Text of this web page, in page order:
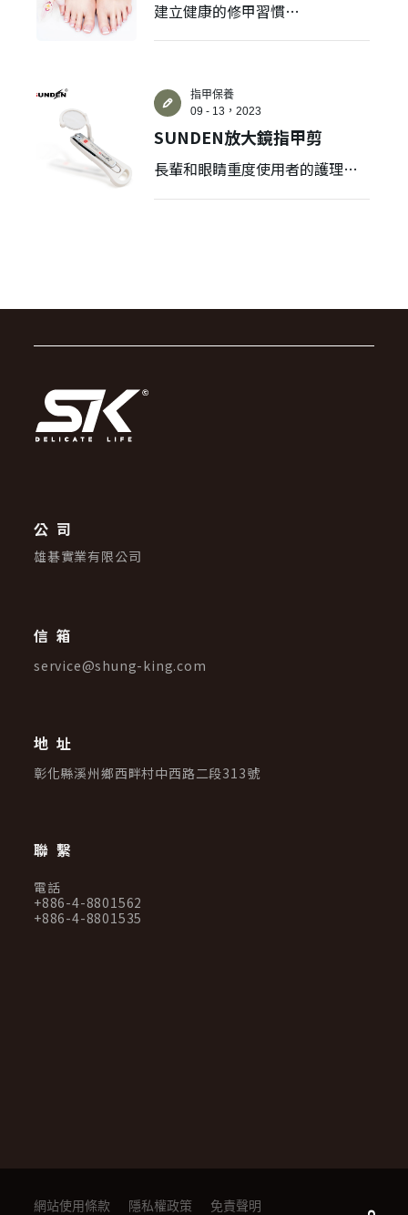
登 入
忘記密碼？
建立專屬帳號
只要再完成幾個步驟，即可完成帳號的註冊程序，
建立健康的修甲習慣
1.養成健康規律的修甲習慣
指甲保養
09 - 13，2023
SUNDEN放大鏡指甲剪
長輩和眼睛重度使用者的護理神
器
公司
雄碁實業有限公司
信箱
service@shung-king.com
地址
彰化縣溪州鄉西畔村中西路二段313號
聯繫
電話
+886-4-8801562
+886-4-8801535
網站使用條款 隱私權政策 免責聲明